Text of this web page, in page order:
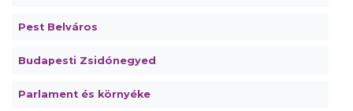
Pest Belváros
Budapesti Zsidónegyed
Parlament és környéke